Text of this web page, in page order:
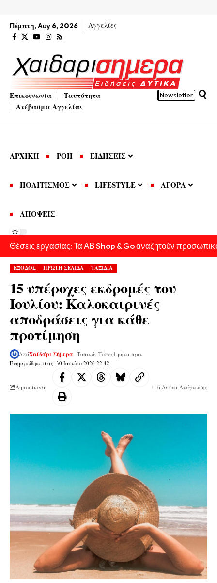
Πέμπτη, Αυγ 6, 2026 Αγγελίες
Επικοινωνία
Ταυτότητα
Ανέβασμα Αγγελίας
Newsletter
ΑΡΧΙΚΗ ΡΟΗ ΕΙΔΗΣΕΙΣ
ΠΟΛΙΤΙΣΜΟΣ LIFESTYLE ΑΓΟΡΑ
ΑΠΟΨΕΙΣ
Θέσεις εργασίας: Τα ΑΒ Shop & Go αναζητούν
ΕΞΟΔΟΣ ΠΡΩΤΗ ΣΕΛΙΔΑ ΤΑΞΙΔΙΑ
15 υπέροχες εκδρομές του
Ιουλίου: Καλοκαιρινές
αποδράσεις για κάθε
προτίμηση
Ενημερώθηκε στις: 30 Ιουνίου 2026 22:42
ΑπόΧαϊδάρι Σήμερα- Τοπικός Τύπος 1 μήνα πριν
Δημοσίευση 6 Λεπτά Ανάγνωσης